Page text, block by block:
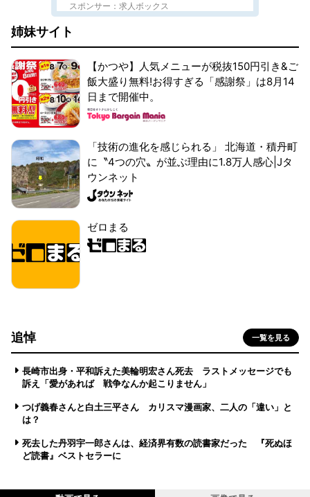
スポンサー：求人ボックス
姉妹サイト
【かつや】人気メニューが税抜150円引き&ご
飯大盛り無料!お得すぎる「感謝祭」は8月14
日まで開催中。
「技術の進化を感じられる」 北海道・積丹町
に〝4つの穴〟が並ぶ理由に1.8万人感心|Jタ
ウンネット
ゼロまる
追悼 一覧を見る
長崎市出身・平和訴えた美輪明宏さん死去 ラストメッセージでも
訴え「愛があれば 戦争なんか起こりません」
つげ義春さんと白土三平さん カリスマ漫画家、二人の「違い」と
は？
死去した丹羽宇一郎さんは、経済界有数の読書家だった 『死ぬほ
ど読書』ベストセラーに